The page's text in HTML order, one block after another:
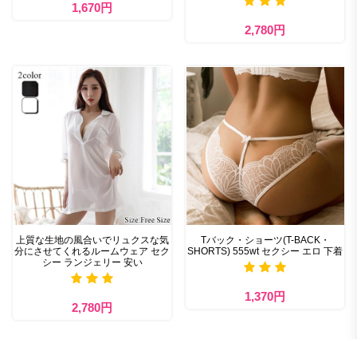
1,670円
2,780円
上質な生地の風合いでリュクスな気
分にさせてくれるルームウェア セク
シー ランジェリー 安い
2,780円
Tバック・ショーツ(T-BACK・
SHORTS) 555wt セクシー エロ 下着
1,370円